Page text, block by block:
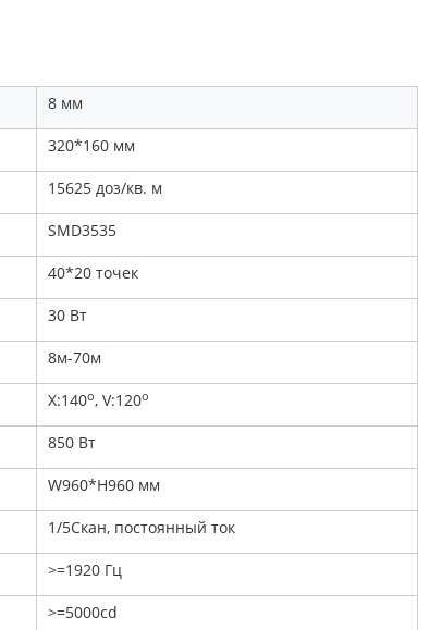
8 мм
320*160 мм
15625 доз/кв. м
SMD3535
40*20 точек
30 Вт
8м-70м
Х:140o, V:120o
850 Вт
W960*H960 мм
1/5Скан, постоянный ток
>=1920 Гц
>=5000cd